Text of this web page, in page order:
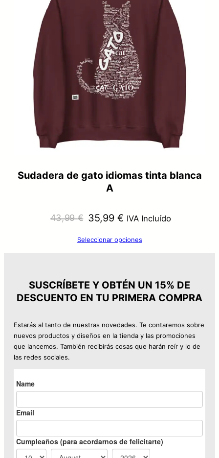
Sudadera de gato idiomas tinta blanca
A
43,99€ El
precio
43,99 €.
35,99 €El
precio
35,99 €.
IVA Incluído
Seleccionar opciones
SUSCRÍBETE Y OBTÉN UN 15% DE
DESCUENTO EN TU PRIMERA COMPRA
Estarás al tanto de nuestras novedades. Te contaremos sobre
nuevos productos y diseños en la tienda y las promociones
que lancemos. También recibirás cosas que harán reír y lo de
las redes sociales.